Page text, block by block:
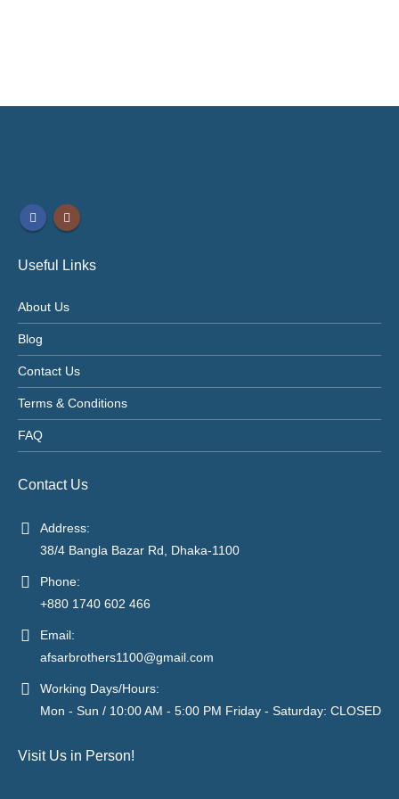
Useful Links
About Us
Blog
Contact Us
Terms & Conditions
FAQ
Contact Us
Address:
38/4 Bangla Bazar Rd, Dhaka-1100
Phone:
+880 1740 602 466
Email:
afsarbrothers1100@gmail.com
Working Days/Hours:
Mon - Sun / 10:00 AM - 5:00 PM Friday - Saturday: CLOSED
Visit Us in Person!